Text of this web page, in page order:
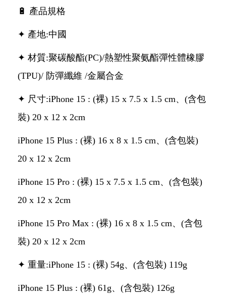
🔋 產品規格
✦ 產地:中國
✦ 材質:聚碳酸酯(PC)/熱塑性聚氨酯彈性體橡膠
(TPU)/ 防彈纖維 /金屬合金
✦ 尺寸:iPhone 15 : (裸) 15 x 7.5 x 1.5 cm、(含包
裝) 20 x 12 x 2cm
iPhone 15 Plus : (裸) 16 x 8 x 1.5 cm、(含包裝)
20 x 12 x 2cm
iPhone 15 Pro : (裸) 15 x 7.5 x 1.5 cm、(含包裝)
20 x 12 x 2cm
iPhone 15 Pro Max : (裸) 16 x 8 x 1.5 cm、(含包
裝) 20 x 12 x 2cm
✦ 重量:iPhone 15 : (裸) 54g、(含包裝) 119g
iPhone 15 Plus : (裸) 61g、(含包裝) 126g